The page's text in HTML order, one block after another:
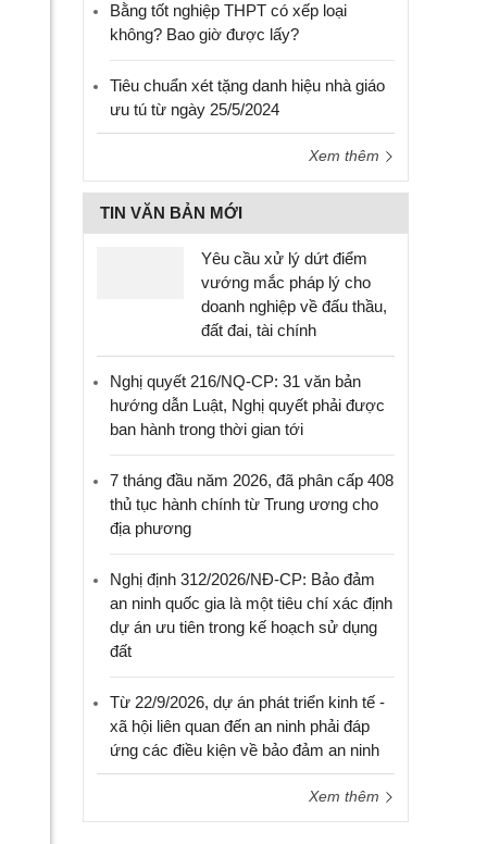
Bằng tốt nghiệp THPT có xếp loại
không? Bao giờ được lấy?
Tiêu chuẩn xét tặng danh hiệu nhà giáo
ưu tú từ ngày 25/5/2024
Xem thêm
TIN VĂN BẢN MỚI
Yêu cầu xử lý dứt điểm
vướng mắc pháp lý cho
doanh nghiệp về đấu thầu,
đất đai, tài chính
Nghị quyết 216/NQ-CP: 31 văn bản
hướng dẫn Luật, Nghị quyết phải được
ban hành trong thời gian tới
7 tháng đầu năm 2026, đã phân cấp 408
thủ tục hành chính từ Trung ương cho
địa phương
Nghị định 312/2026/NĐ-CP: Bảo đảm
an ninh quốc gia là một tiêu chí xác định
dự án ưu tiên trong kế hoạch sử dụng
đất
Từ 22/9/2026, dự án phát triển kinh tế -
xã hội liên quan đến an ninh phải đáp
ứng các điều kiện về bảo đảm an ninh
Xem thêm